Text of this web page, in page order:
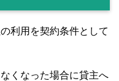
利用を契約条件として
くなった場合に貸主へ